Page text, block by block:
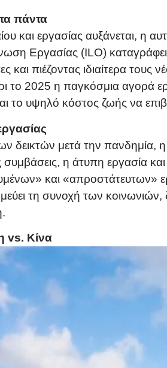
πάντα
και εργασίας αυξάνεται, η
Εργασίας (ILO) καταγράφει
και πιέζοντας ιδιαίτερα
το 2025 η παγκόσμια αγορά
και το υψηλό κόστος ζωής να
μετά την πανδημία, η
συμβάσεις, η άτυπη εργασία
και «απροστάτευτων»
τη συνοχή των
vs. Κίνα